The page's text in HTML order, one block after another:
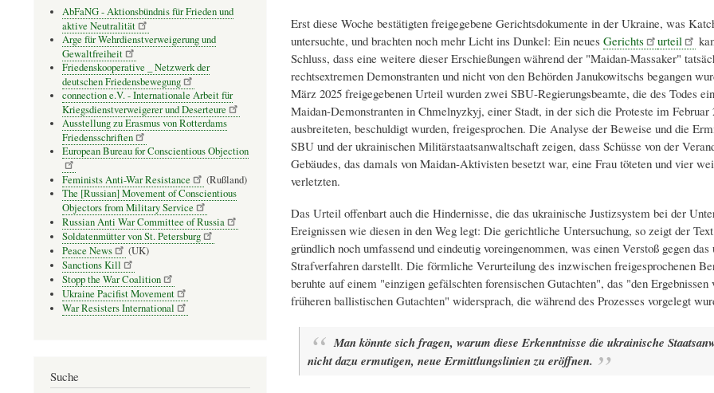
Erst diese Woche bestätigten freigegebene Gerichtsdokumente in der Ukraine, was
untersuchte, und brachten noch mehr Licht ins Dunkel: Ein neues Gerichts urteil
Schluss, dass eine weitere dieser Erschießungen während der "Maidan-Massaker"
rechtsextremen Demonstranten und nicht von den Behörden Janukowitschs begangen
März 2025 freigegebenen Urteil wurden zwei SBU-Regierungsbeamte, die des Todes
Maidan-Demonstranten in Chmelnyzkyj, einer Stadt, in der sich die Proteste im Februar
ausbreiteten, beschuldigt wurden, freigesprochen. Die Analyse der Beweise und die
SBU und der ukrainischen Militärstaatsanwaltschaft zeigen, dass Schüsse von der
Gebäudes, das damals von Maidan-Aktivisten besetzt war, eine Frau töteten und vier
verletzten.
Das Urteil offenbart auch die Hindernisse, die das ukrainische Justizsystem bei der
Ereignissen wie diesen in den Weg legt: Die gerichtliche Untersuchung, so zeigt der
gründlich noch umfassend und eindeutig voreingenommen, was einen Verstoß gegen das
Strafverfahren darstellt. Die förmliche Verurteilung des inzwischen freigesprochenen
beruhte auf einem "einzigen gefälschten forensischen Gutachten", das "den Ergebnissen
früheren ballistischen Gutachten" widersprach, die während des Prozesses vorgelegt
Man könnte sich fragen, warum diese Erkenntnisse die ukrainische
nicht dazu ermutigen, neue Ermittlungslinien zu eröffnen.
AbFaNG - Aktionsbündnis für Frieden und
aktive Neutralität
Arge für Wehrdienstverweigerung und
Gewaltfreiheit
Friedenskooperative _ Netzwerk der
deutschen Friedensbewegung
connection e.V. - Inter­na­tio­nale Arbeit für
Kriegs­dienst­ver­wei­gerer und Deser­teure
Ausstellung zu Erasmus von Rotterdams
Friedensschriften
European Bureau for Conscientious Objection
Feminists Anti-War Resistance
(Rußland)
The [Russian] Movement of Conscientious
Objectors from Military Service
Russian Anti War Committee of Russia
Soldatenmütter von St. Petersburg
Peace News
(UK)
Sanctions Kill
Stopp the War Coalition
Ukraine Pacifist Movement
War Resisters International
Suche